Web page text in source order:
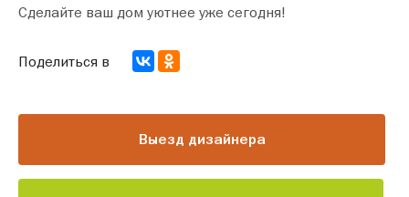
Сделайте ваш дом уютнее уже сегодня!
Выезд дизайнера
Поделиться в